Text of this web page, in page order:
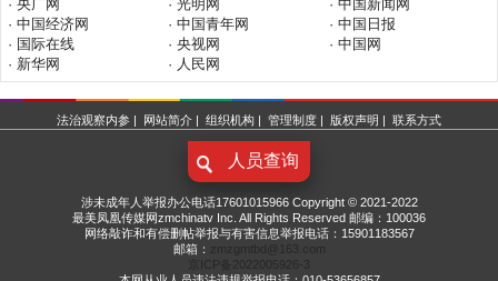
· 央广网
· 光明网
· 中国新闻网
· 中国经济网
· 中国青年网
· 中国日报
· 国际在线
· 央视网
· 中国网
· 新华网
· 人民网
法治观察内参 | 网站简介 | 组织机构 | 管理制度 | 版权声明 | 联系方式
人员查询
涉未成年人举报办公电话17601015966 Copyright © 2021-2022
最美凤凰传媒网zmchinatv Inc. All Rights Reserved 邮编：100036
网络敲诈和有偿删帖举报与有害信息举报电话：15901183567
邮箱：
zmzgmtbd@163.com
京ICP备2022005926-3